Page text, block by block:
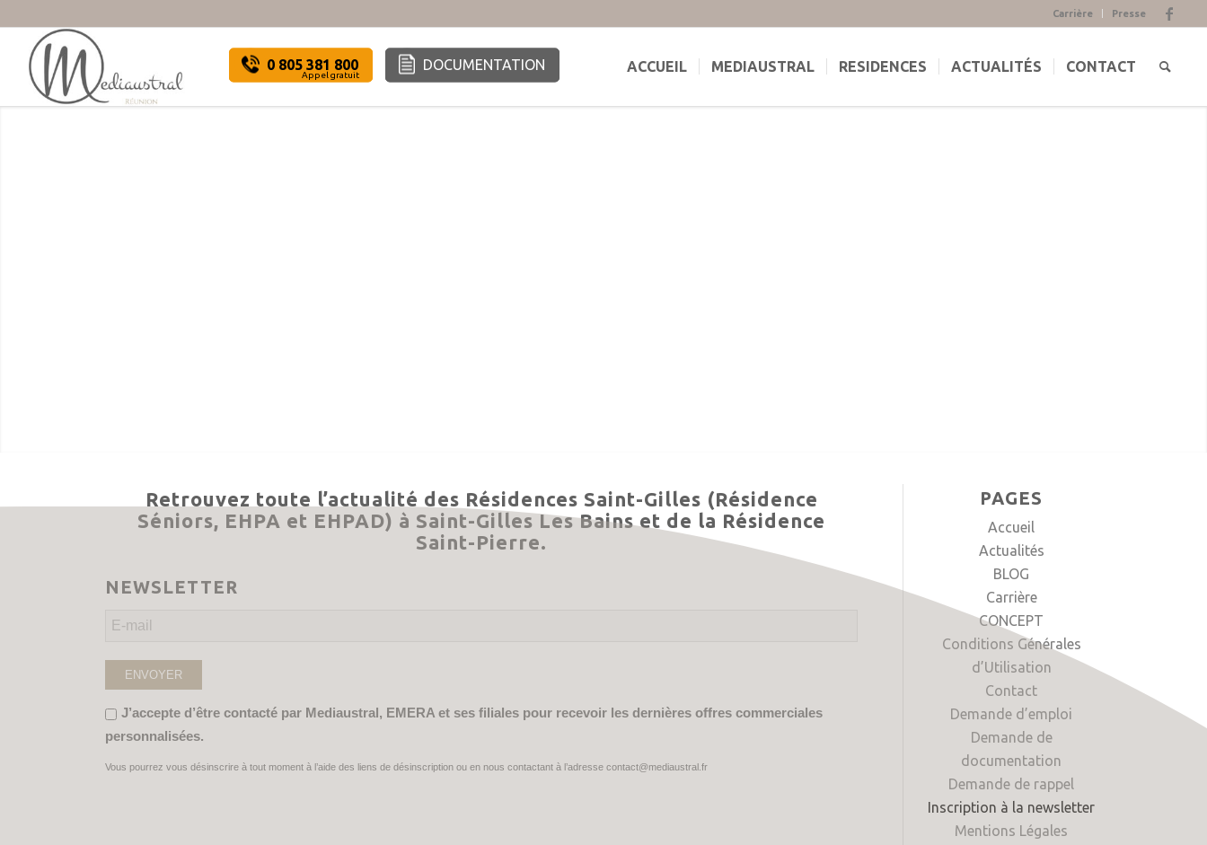
Carrière Presse
0 805 381 800
Appel gratuit
DOCUMENTATION ACCUEIL MEDIAUSTRAL RESIDENCES ACTUALITÉS CONTACT
Retrouvez toute l’actualité des Résidences Saint-Gilles (Résidence
Séniors, EHPA et EHPAD) à Saint-Gilles Les Bains et de la Résidence
Saint-Pierre.
NEWSLETTER
J’accepte d’être contacté par Mediaustral, EMERA et ses filiales pour recevoir les dernières offres commerciales
personnalisées.
Vous pourrez vous désinscrire à tout moment à l’aide des liens de désinscription ou en nous contactant à l’adresse contact@mediaustral.fr
PAGES
Accueil
Actualités
BLOG
Carrière
CONCEPT
Conditions Générales
d’Utilisation
Contact
Demande d’emploi
Demande de
documentation
Demande de rappel
Inscription à la newsletter
Mentions Légales